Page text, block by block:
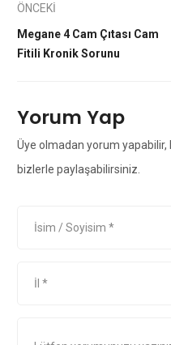
ÖNCEKİ
Megane 4 Cam Çıtası Cam
Fitili Kronik Sorunu
Yorum Yap
Üye olmadan yorum yapabilir,
bizlerle paylaşabilirsiniz.